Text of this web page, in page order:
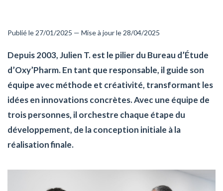
Publié le 27/01/2025 — Mise à jour le 28/04/2025
Depuis 2003, Julien T. est le pilier du Bureau d’Étude
d’Oxy’Pharm. En tant que responsable, il guide son
équipe avec méthode et créativité, transformant les
idées en innovations concrètes. Avec une équipe de
trois personnes, il orchestre chaque étape du
développement, de la conception initiale à la
réalisation finale.